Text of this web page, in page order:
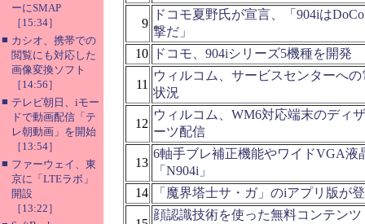
ーにSMAP
［15:34］
■ カシオ、携帯での
閲覧にも対応した
画像変換ソフト
［14:56］
■ テレビ朝日、iモー
ドで動画配信「テ
レ朝動画」を開始
［13:54］
■ ファーウェイ、東
京に「LTEラボ」
開設
［13:22］
9
ドコモ夏野氏が宣言、「904iは
撃だ」
10
ドコモ、904iシリーズ5機種を開発
11
ウィルコム、サービスセンターへ
状況
12
ウィルコム、WM6対応端末のディ
ーツ配信
13
6軸手ブレ補正機能やワイドVGA液
「N904i」
14
「魔界塔士サ・ガ」のiアプリ版が
顔認識技術を使った無料コンテン